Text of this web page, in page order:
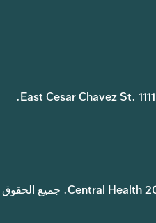
جميع الحقوق محفوظة © 2026 Central Health. جميع الحقوق